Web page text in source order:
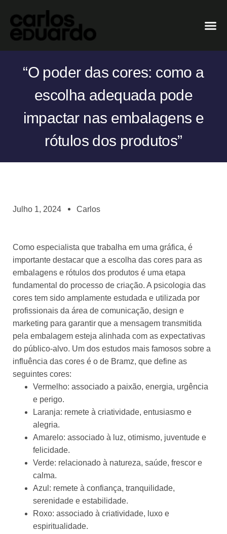
“O poder das cores: como a
escolha adequada pode
impactar nas embalagens e
rótulos dos produtos”
Julho 1, 2024 Carlos
Como especialista que trabalha em uma gráfica, é
importante destacar que a escolha das cores para as
embalagens e rótulos dos produtos é uma etapa
fundamental do processo de criação. A psicologia das
cores tem sido amplamente estudada e utilizada por
profissionais da área de comunicação, design e
marketing para garantir que a mensagem transmitida
pela embalagem esteja alinhada com as expectativas
do público-alvo. Um dos estudos mais famosos sobre a
influência das cores é o de Bramz, que define as
seguintes cores:
Vermelho: associado a paixão, energia, urgência
e perigo.
Laranja: remete à criatividade, entusiasmo e
alegria.
Amarelo: associado à luz, otimismo, juventude e
felicidade.
Verde: relacionado à natureza, saúde, frescor e
calma.
Azul: remete à confiança, tranquilidade,
serenidade e estabilidade.
Roxo: associado à criatividade, luxo e
espiritualidade.